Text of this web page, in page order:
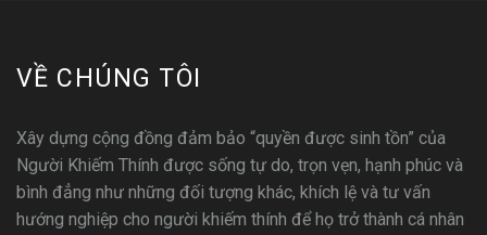
VỀ CHÚNG TÔI
Xây dựng cộng đồng đảm bảo “quyền được sinh tồn” của
Người Khiếm Thính được sống tự do, trọn vẹn, hạnh phúc và
bình đẳng như những đối tượng khác, khích lệ và tư vấn
hướng nghiệp cho người khiếm thính để họ trở thành cá nhân